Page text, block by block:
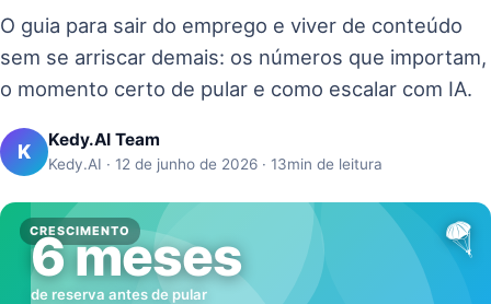
O guia para sair do emprego e viver de conteúdo
sem se arriscar demais: os números que importam,
o momento certo de pular e como escalar com IA.
K Kedy.AI Team
Kedy.AI · 12 de junho de 2026 · 13min de leitura
CRESCIMENTO 🪂
6 meses
de reserva antes de pular